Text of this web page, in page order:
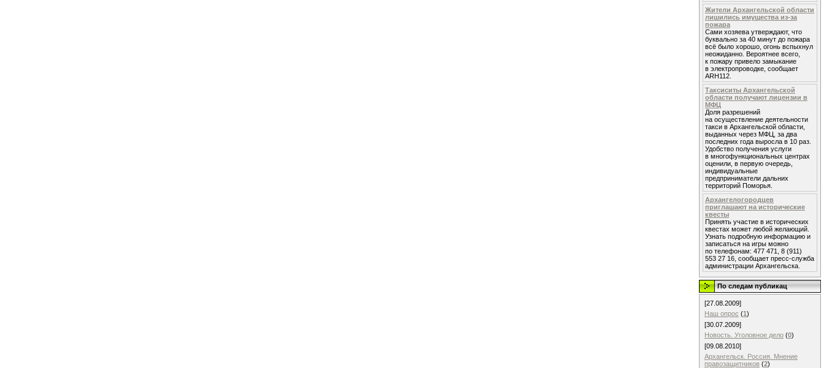
Жители Архангельской области
лишились имущества из-за
пожара
Сами хозяева утверждают, что
буквально за 40 минут до пожара
всё было хорошо, огонь вспыхнул
неожиданно. Вероятнее всего,
к пожару привело замыкание
в электропроводке, сообщает
ARH112.
Таксиситы Архангельской
области получают лицензии в
МФЦ
Доля разрешений
на осуществление деятельности
такси в Архангельской области,
выданных через МФЦ, за два
последних года выросла в 10 раз.
Удобство получения услуги
в многофункциональных центрах
оценили, в первую очередь,
индивидуальные
предприниматели дальних
территорий Поморья.
Архангелогородцев
приглашают на исторические
квесты
Принять участие в исторических
квестах может любой желающий.
Узнать подробную информацию и
записаться на игры можно
по телефонам: 477 471, 8 (911)
553 27 16, сообщает пресс-служба
администрации Архангельска.
По следам публикац
[27.08.2009]
Наш опрос (1)
[30.07.2009]
Новость. Уголовное дело (0)
[09.08.2010]
Архангельск. Россия. Мнение
правозащитников (2)